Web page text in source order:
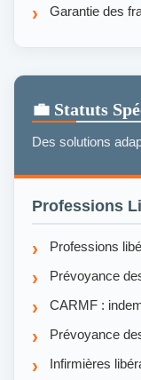
Garantie des
💼 Statuts
Des solutions
Professions
Professions
Prévoyance
CARMF :
Prévoyance
Infirmières